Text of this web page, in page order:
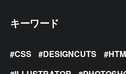
キーワード
CSS DESIGNCUTS